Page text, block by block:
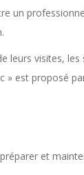
un
leurs visites,
» est proposé
et